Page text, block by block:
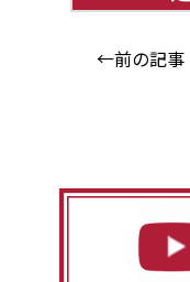
←前の記事